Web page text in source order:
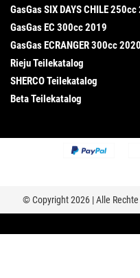
GasGas SIX DAYS CHILE
GasGas EC 300cc 2019
GasGas ECRANGER 300cc 2020
Rieju Teilekatalog
SHERCO Teilekatalog
Beta Teilekatalog
© Copyright 2026 | Alle